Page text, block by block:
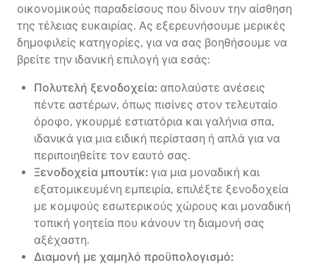
οικονομικούς παραδείσους που δίνουν την αίσθηση
της τέλειας ευκαιρίας. Ας εξερευνήσουμε μερικές
δημοφιλείς κατηγορίες, για να σας βοηθήσουμε να
βρείτε την ιδανική επιλογή για εσάς:
Πολυτελή ξενοδοχεία: απολαύστε ανέσεις
πέντε αστέρων, όπως πισίνες στον τελευταίο
όροφο, γκουρμέ εστιατόρια και γαλήνια σπα,
ιδανικά για μια ειδική περίσταση ή απλά για να
περιποιηθείτε τον εαυτό σας.
Ξενοδοχεία μπουτίκ: για μια μοναδική και
εξατομικευμένη εμπειρία, επιλέξτε ξενοδοχεία
με κομψούς εσωτερικούς χώρους και μοναδική
τοπική γοητεία που κάνουν τη διαμονή σας
αξέχαστη.
Διαμονή με χαμηλό προϋπολογισμό: